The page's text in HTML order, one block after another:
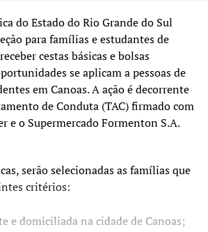
do Estado do Rio Grande do Sul
para famílias e estudantes de
cestas básicas e bolsas
se aplicam a pessoas de
em Canoas. A ação é decorrente
de Conduta (TAC) firmado com
e o Supermercado Formenton S.A.
serão selecionadas as famílias que
critérios:
e domiciliada na cidade de Canoas;